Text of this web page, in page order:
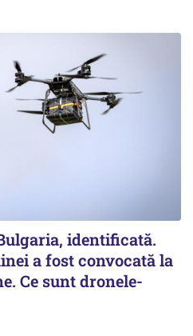
identificată.
a fost convocată la
Ce sunt dronele-